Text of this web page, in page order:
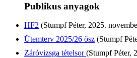
Publikus anyagok
HF2 (Stumpf Péter, 2025.
Ütemterv 2025/26 ősz (Stumpf
Záróvizsga tételsor(Stumpf Péter,